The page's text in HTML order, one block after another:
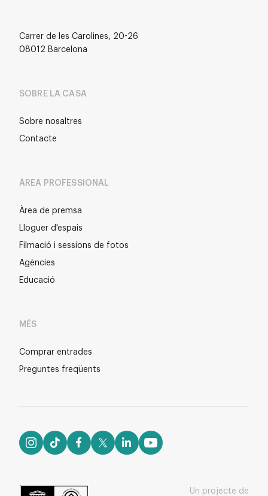
Carrer de les Carolines, 20-26
08012 Barcelona
SOBRE LA CASA
Sobre nosaltres
Contacte
ÀREA PROFESSIONAL
Àrea de premsa
Lloguer d'espais
Filmació i sessions de fotos
Agències
Educació
MÉS
Comprar entrades
Preguntes freqüents
Un projecte de